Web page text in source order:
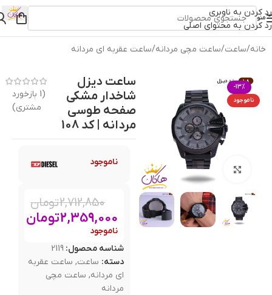
رد کردن به ناوبری
رد کردن به محتوای اصلی
منو
خانه/ساعت/ساعت مچی مردانه/ساعت عقربه ای مردانه
-13%
ناموجود
بزرگنمایی تصویر
ساعت دیزل
شاخدار مشکی
صفحه طوسی
مردانه | کد 108
(
1 بازخورد
مشتری)
ناموجود
2,712,850تومان
2,359,000تومان
ناموجود
شناسه محصول: 2119
دسته: ساعت, ساعت عقربه
ای مردانه, ساعت مچی
مردانه